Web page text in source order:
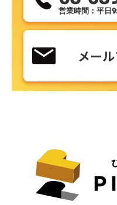
営業時間：平日
メー